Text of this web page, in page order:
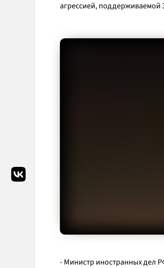
агрессией, поддерживаемой
- Министр иностранных дел